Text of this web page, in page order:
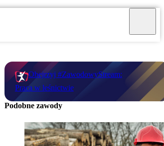
Obejrzyj #ZawodowyStream:
Praca w leśnictwie
Podobne zawody